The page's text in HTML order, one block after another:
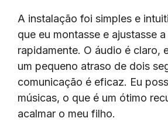
A instalação foi simples e
que eu montasse e ajustasse
rapidamente. O áudio é claro,
um pequeno atraso de dois
comunicação é eficaz. Eu
músicas, o que é um ótimo
acalmar o meu filho.